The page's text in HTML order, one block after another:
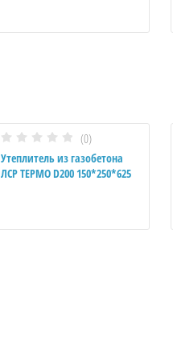
(0)
Утеплитель из газобетона
ЛСР ТЕРМО D200 150*250*625